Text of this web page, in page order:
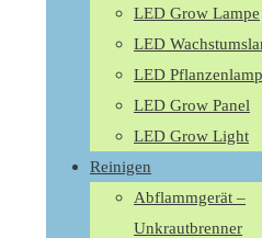
LED Grow Lampe
LED
LED
LED Grow Panel
LED Grow Light
Reinigen
Abflammgerät –
Unkrautbrenner